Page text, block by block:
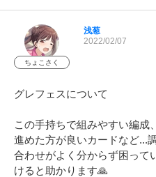
ちょこさく
浅葱
2022/02/07
グレフェスについて
この手持ちで組みやすい編成
進めた方が良いカードなど...
合わせがよく分からず困って
けると助かります🙏